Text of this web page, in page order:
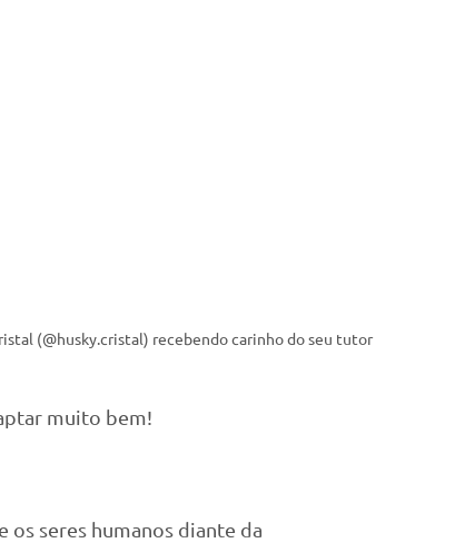
(@husky.cristal) recebendo carinho do seu tutor
muito bem!
os seres humanos diante da